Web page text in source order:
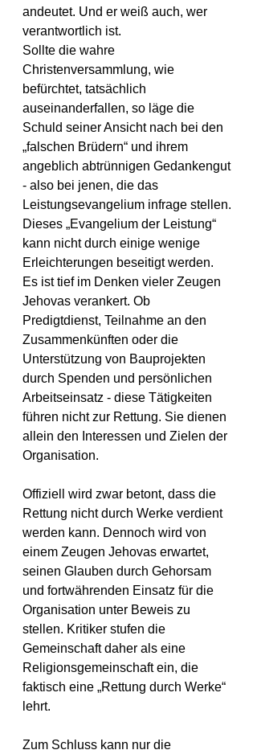
andeutet. Und er weiß auch, wer
verantwortlich ist.
Sollte die wahre
Christenversammlung, wie
befürchtet, tatsächlich
auseinanderfallen, so läge die
Schuld seiner Ansicht nach bei den
„falschen Brüdern“ und ihrem
angeblich abtrünnigen Gedankengut
- also bei jenen, die das
Leistungsevangelium infrage stellen.
Dieses „Evangelium der Leistung“
kann nicht durch einige wenige
Erleichterungen beseitigt werden.
Es ist tief im Denken vieler Zeugen
Jehovas verankert. Ob
Predigtdienst, Teilnahme an den
Zusammenkünften oder die
Unterstützung von Bauprojekten
durch Spenden und persönlichen
Arbeitseinsatz - diese Tätigkeiten
führen nicht zur Rettung. Sie dienen
allein den Interessen und Zielen der
Organisation.
Offiziell wird zwar betont, dass die
Rettung nicht durch Werke verdient
werden kann. Dennoch wird von
einem Zeugen Jehovas erwartet,
seinen Glauben durch Gehorsam
und fortwährenden Einsatz für die
Organisation unter Beweis zu
stellen. Kritiker stufen die
Gemeinschaft daher als eine
Religionsgemeinschaft ein, die
faktisch eine „Rettung durch Werke“
lehrt.
Zum Schluss kann nur die